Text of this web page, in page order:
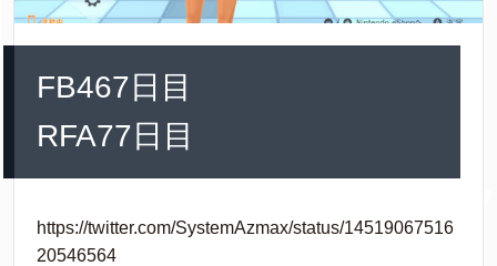
FB467日目
RFA77日目
https://twitter.com/SystemAzmax/status/14519067516
20546564